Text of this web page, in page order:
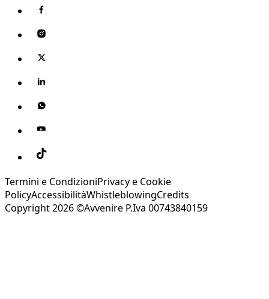
Termini e CondizioniPrivacy e Cookie
PolicyAccessibilitàWhistleblowingCredits
Copyright 2026 ©Avvenire P.Iva 00743840159